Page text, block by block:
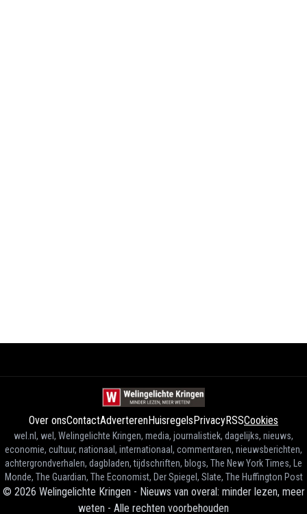
Over onsContactAdverterenHuisregelsPrivacyRSSCookies
wel.nl, wel, Welingelichte Kringen, media, journalistiek, dagelijks, nieuws,
economie, cultuur, nationaal, internationaal, commentaren, nieuwsberichten,
achtergrondverhalen, dagbladen, tijdschriften, blogs, The New York Times, Le
Monde, The Guardian, The Economist, Der Spiegel, Slate, The Huffington Post
© 2026 Welingelichte Kringen - Nieuws van overal: minder lezen, meer
weten - Alle rechten voorbehouden